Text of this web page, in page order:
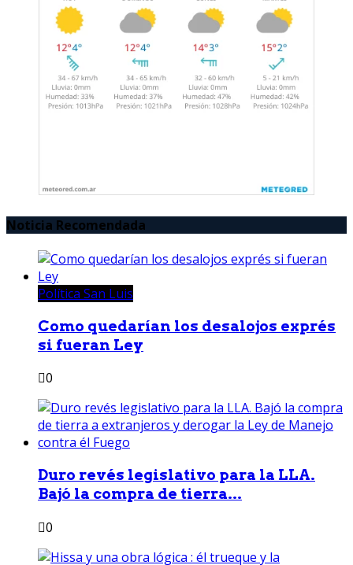
Noticia Recomendada
Política San Luis
Como quedarían los desalojos exprés
si fueran Ley
0
Duro revés legislativo para la LLA.
Bajó la compra de tierra...
0